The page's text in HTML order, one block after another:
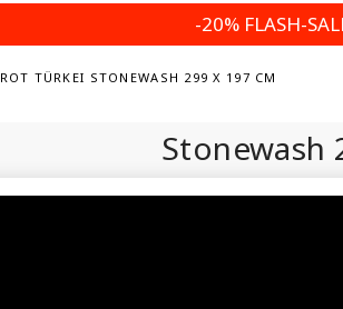
-20% FLASH-
ROT TÜRKEI STONEWASH 299 X 197 CM
Stonewash